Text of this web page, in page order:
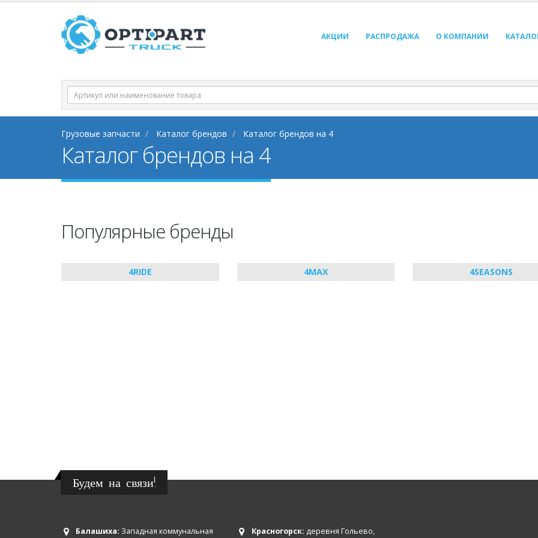
АКЦИИ РАСПРОДАЖА О КОМПАНИИ
Грузовые запчасти Каталог брендов Каталог брендов на 4
Каталог брендов на 4
Популярные бренды
4RIDE 4MAX 4SEASONS
Будем на связи!
Балашиха: Западная коммунальная Красногорск: деревня Гольево,